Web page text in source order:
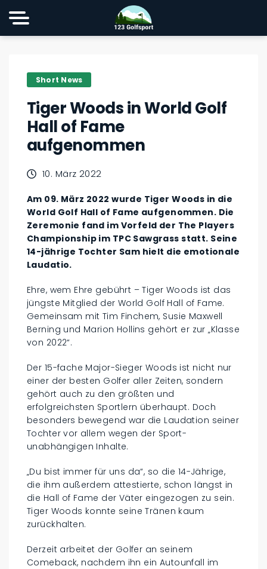
Short News
Tiger Woods in World Golf
Hall of Fame
aufgenommen
10. März 2022
Am 09. März 2022 wurde Tiger Woods in die
World Golf Hall of Fame aufgenommen. Die
Zeremonie fand im Vorfeld der The Players
Championship im TPC Sawgrass statt. Seine
14-jährige Tochter Sam hielt die emotionale
Laudatio.
Ehre, wem Ehre gebührt – Tiger Woods ist das
jüngste Mitglied der World Golf Hall of Fame.
Gemeinsam mit Tim Finchem, Susie Maxwell
Berning und Marion Hollins gehört er zur „Klasse
von 2022“.
Der 15-fache Major-Sieger Woods ist nicht nur
einer der besten Golfer aller Zeiten, sondern
gehört auch zu den größten und
erfolgreichsten Sportlern überhaupt. Doch
besonders bewegend war die Laudation seiner
Tochter vor allem wegen der Sport-
unabhängigen Inhalte.
„Du bist immer für uns da“, so die 14-Jährige,
die ihm außerdem attestierte, schon längst in
die Hall of Fame der Väter eingezogen zu sein.
Tiger Woods konnte seine Tränen kaum
zurückhalten.
Derzeit arbeitet der Golfer an seinem
Comeback, nachdem ihn ein Autounfall im